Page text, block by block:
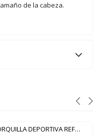
de la cabeza.
BICICLETA ARO 20 HORQUILLA DEPORTIVA REFORZADA ULTRA BIKES ROJO